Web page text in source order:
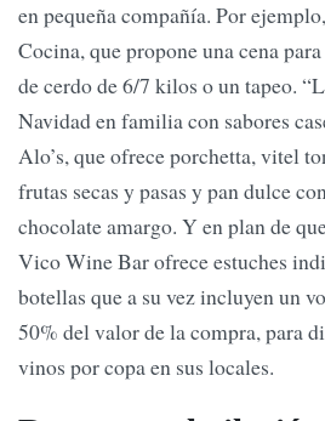
en pequeña compañía. Por
Cocina, que propone una cena
de cerdo de 6/7 kilos o un tapeo.
Navidad en familia con sabores
Alo’s, que ofrece porchetta, vitel
frutas secas y pasas y pan dulce
chocolate amargo. Y en plan de
Vico Wine Bar ofrece estuches
botellas que a su vez incluyen un
50% del valor de la compra, para
vinos por copa en sus locales.